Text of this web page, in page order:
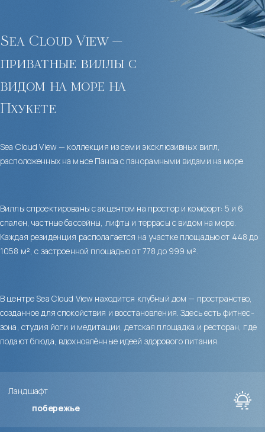
Sea Cloud View —
приватные виллы с
видом на море на
Пхукете
Sea Cloud View — коллекция из семи эксклюзивных вилл,
расположенных на мысе Панва с панорамными видами на море.
Виллы спроектированы с акцентом на простор и комфорт: 5 и 6
спален, частные бассейны, лифты и террасы с видом на море.
Каждая резиденция располагается на участке площадью от 448 до
1058 м², с застроенной площадью от 778 до 999 м².
В центре Sea Cloud View находится клубный дом — пространство,
созданное для спокойствия и восстановления. Здесь есть фитнес-
зона, студия йоги и медитации, детская площадка и ресторан, где
подают блюда, вдохновлённые идеей здорового питания.
Ландшафт
побережье